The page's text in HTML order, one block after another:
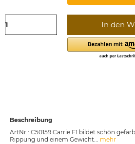
In den
Beschreibung
ArtNr.: C50159 Carrie F1 bildet schön
Rippung und einem Gewicht... mehr